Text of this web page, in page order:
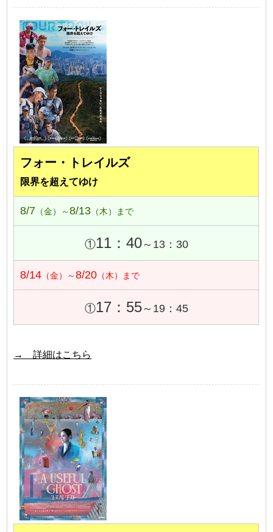
フォー・トレイルズ
限界を超えてゆけ
8/7 （金）～8/13 （木）まで
①11：40～13：30
8/14 （金）～8/20 （木）まで
①17：55～19：45
→ 詳細はこちら